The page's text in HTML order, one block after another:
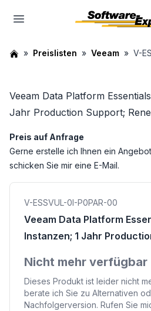
Preislisten Veeam V-
Veeam Data Platform
Jahr Production Support;
Preis auf Anfrage
Gerne erstelle ich Ihnen ein
schicken Sie mir eine E-Mail.
V-ESSVUL-0I-P0PAR-00
Veeam Data Platform
Instanzen; 1 Jahr
Nicht mehr verfügbar
Dieses Produkt ist leider nicht
berate ich Sie zu Alternativen
Nachfolgerversion. Rufen Sie